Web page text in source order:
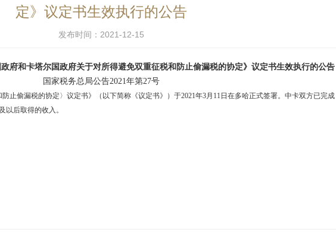
定》议定书生效执行的公告
发布时间：2021-12-15
府和卡塔尔国政府关于对所得避免双重征税和防止偷漏税的协定》议定书生效执行的公告
国家税务总局公告2021年第27号
止偷漏税的协定〉议定书》（以下简称《议定书》）于2021年3月11日在多哈正式签署。中卡双方已完
以后取得的收入。